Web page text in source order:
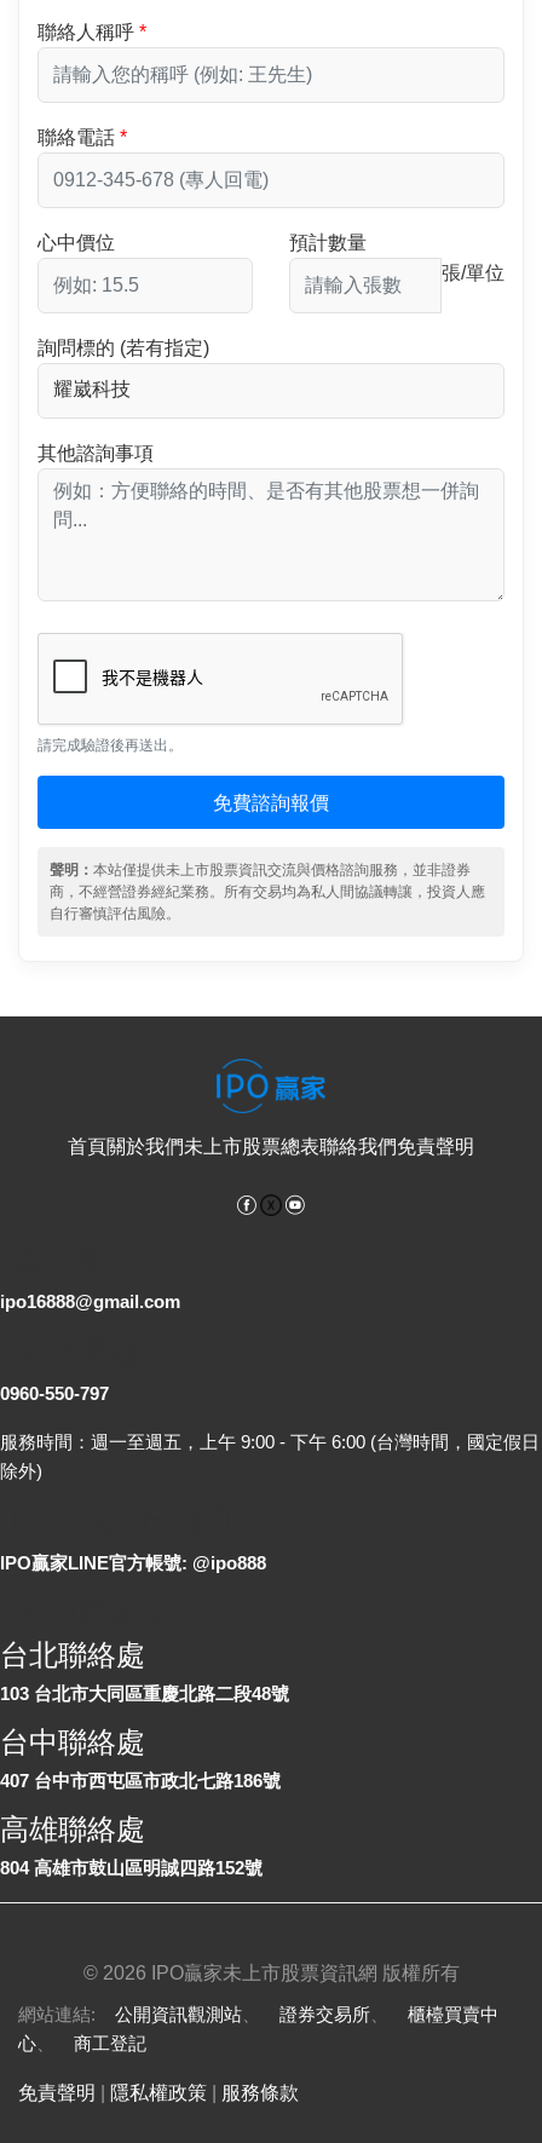
聯絡人稱呼
聯絡電話
心中價位
預計數量
張/單位
詢問標的 (若有指定)
其他諮詢事項
請完成驗證後再送出。
免費諮詢報價
聲明： 本站僅提供未上市股票資訊交流與價格諮詢服務，並非證券
商，不經營證券經紀業務。所有交易均為私人間協議轉讓，投資人應
自行審慎評估風險。
首頁關於我們未上市股票總表聯絡我們免責聲明
Facebook
ipo16888@gmail.com
0960-550-797
服務時間：週一至週五，上午 9:00 - 下午 6:00 (台灣時間，國定假日
除外)
IPO贏家LINE官方帳號: @ipo888
台北聯絡處
103 台北市大同區重慶北路二段48號
台中聯絡處
407 台中市西屯區市政北七路186號
高雄聯絡處
804 高雄市鼓山區明誠四路152號
© 2026 IPO贏家未上市股票資訊網 版權所有
網站連結: 公開資訊觀測站 證券交易所
櫃檯買賣中
心
商工登記
免責聲明 隱私權政策 服務條款